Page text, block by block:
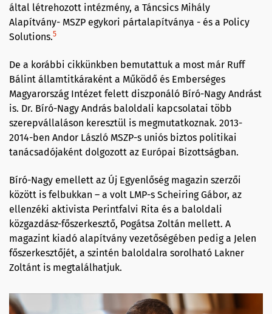
által létrehozott intézmény, a Táncsics Mihály
Alapítvány- MSZP egykori pártalapítványa - és a Policy
Solutions.5
De a korábbi cikkünkben bemutattuk a most már Ruff
Bálint államtitkáraként a Működő és Emberséges
Magyarország Intézet felett diszponáló Bíró-Nagy Andrást
is. Dr. Bíró-Nagy András baloldali kapcsolatai több
szerepvállaláson keresztül is megmutatkoznak. 2013-
2014-ben Andor László MSZP-s uniós biztos politikai
tanácsadójaként dolgozott az Európai Bizottságban.
Bíró-Nagy emellett az Új Egyenlőség magazin szerzői
között is felbukkan – a volt LMP-s Scheiring Gábor, az
ellenzéki aktivista Perintfalvi Rita és a baloldali
közgazdász-főszerkesztő, Pogátsa Zoltán mellett. A
magazint kiadó alapítvány vezetőségében pedig a Jelen
főszerkesztőjét, a szintén baloldalra sorolható Lakner
Zoltánt is megtalálhatjuk.